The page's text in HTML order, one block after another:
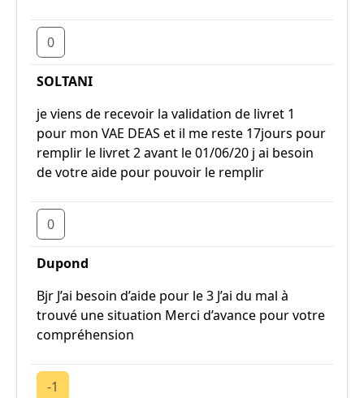
0
SOLTANI
je viens de recevoir la validation de livret 1
pour mon VAE DEAS et il me reste 17jours pour
remplir le livret 2 avant le 01/06/20 j ai besoin
de votre aide pour pouvoir le remplir
0
Dupond
Bjr J’ai besoin d’aide pour le 3 J’ai du mal à
trouvé une situation Merci d’avance pour votre
compréhension
-1